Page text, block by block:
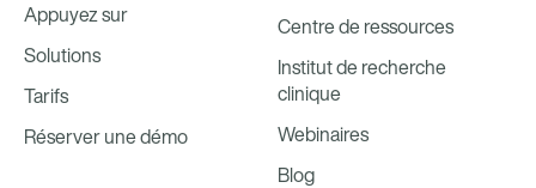
Appuyez sur
Solutions
Tarifs
Réserver une démo
Centre de ressources
Institut de recherche
clinique
Webinaires
Blog